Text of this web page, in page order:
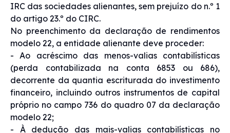
IRC das sociedades alienantes, sem prejuízo do n.º 1
do artigo 23.º do CIRC.
No preenchimento da declaração de rendimentos
modelo 22, a entidade alienante deve proceder:
- Ao acréscimo das menos-valias contabilísticas
(perda contabilizada na conta 6853 ou 686),
decorrente da quantia escriturada do investimento
financeiro, incluindo outros instrumentos de capital
próprio no campo 736 do quadro 07 da declaração
modelo 22;
- À dedução das mais-valias contabilísticas no